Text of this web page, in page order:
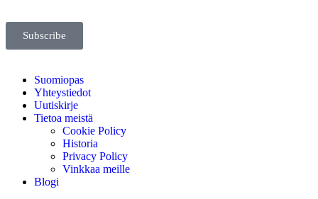
Subscribe
Suomiopas
Yhteystiedot
Uutiskirje
Tietoa meistä
Cookie Policy
Historia
Privacy Policy
Vinkkaa meille
Blogi